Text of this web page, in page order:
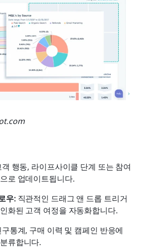
객 행동, 라이프사이클 단계 또는 참여
로 업데이트됩니다.
우: 직관적인 드래그 앤 드롭 트리거
화된 고객 여정을 자동화합니다.
구통계, 구매 이력 및 캠페인 반응에
류합니다.